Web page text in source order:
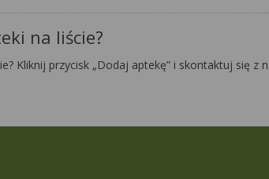
na liście?
Kliknij przycisk „Dodaj aptekę” i skontaktuj się z